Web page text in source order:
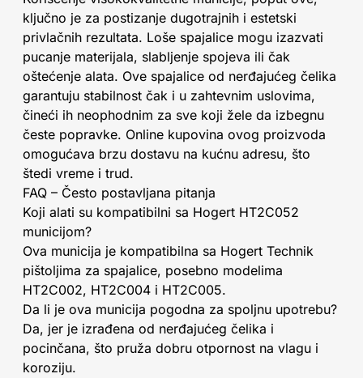
ključno je za postizanje dugotrajnih i estetski
privlačnih rezultata. Loše spajalice mogu izazvati
pucanje materijala, slabljenje spojeva ili čak
oštećenje alata. Ove spajalice od nerđajućeg čelika
garantuju stabilnost čak i u zahtevnim uslovima,
čineći ih neophodnim za sve koji žele da izbegnu
česte popravke. Online kupovina ovog proizvoda
omogućava brzu dostavu na kućnu adresu, što
štedi vreme i trud.
FAQ – Često postavljana pitanja
Koji alati su kompatibilni sa Hogert HT2C052
municijom?
Ova municija je kompatibilna sa Hogert Technik
pištoljima za spajalice, posebno modelima
HT2C002, HT2C004 i HT2C005.
Da li je ova municija pogodna za spoljnu upotrebu?
Da, jer je izrađena od nerđajućeg čelika i
pocinčana, što pruža dobru otpornost na vlagu i
koroziju.